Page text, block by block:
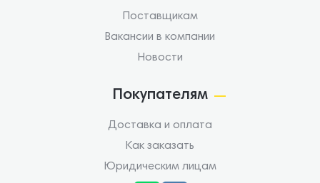
Поставщикам
Вакансии в компании
Новости
Покупателям
Доставка и оплата
Как заказать
Юридическим лицам